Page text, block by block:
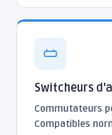
Switcheurs
Commutateurs
Compatibles